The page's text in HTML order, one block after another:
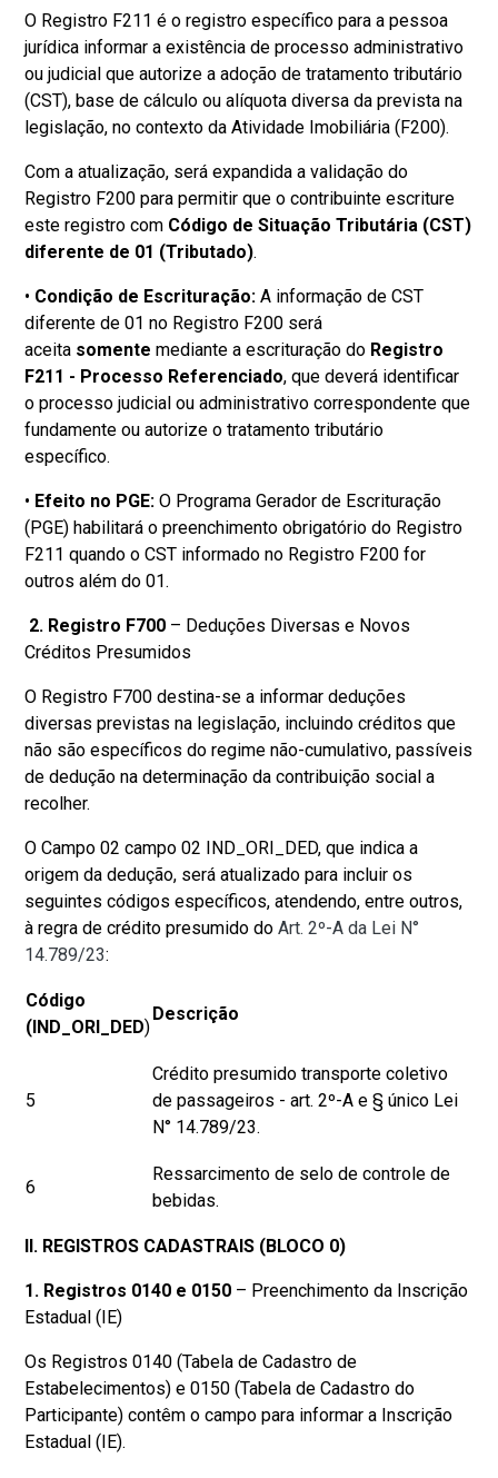
O Registro F211 é o registro específico para a pessoa
jurídica informar a existência de processo administrativo
ou judicial que autorize a adoção de tratamento tributário
(CST), base de cálculo ou alíquota diversa da prevista na
legislação, no contexto da Atividade Imobiliária (F200).
Com a atualização, será expandida a validação do
Registro F200 para permitir que o contribuinte escriture
este registro com Código de Situação Tributária (CST)
diferente de 01 (Tributado).
• Condição de Escrituração: A informação de CST
diferente de 01 no Registro F200 será
aceita somente mediante a escrituração do Registro
F211 - Processo Referenciado, que deverá identificar
o processo judicial ou administrativo correspondente que
fundamente ou autorize o tratamento tributário
específico.
• Efeito no PGE: O Programa Gerador de Escrituração
(PGE) habilitará o preenchimento obrigatório do Registro
F211 quando o CST informado no Registro F200 for
outros além do 01.
2. Registro F700 – Deduções Diversas e Novos
Créditos Presumidos
O Registro F700 destina-se a informar deduções
diversas previstas na legislação, incluindo créditos que
não são específicos do regime não-cumulativo, passíveis
de dedução na determinação da contribuição social a
recolher.
O Campo 02 campo 02 IND_ORI_DED, que indica a
origem da dedução, será atualizado para incluir os
seguintes códigos específicos, atendendo, entre outros,
à regra de crédito presumido doArt. 2º-A da Lei N°
14.789/23:
Código
(IND_ORI_DED)
Descrição
5
Crédito presumido transporte coletivo
de passageiros - art. 2º-A e § único Lei
N° 14.789/23.
6
Ressarcimento de selo de controle de
bebidas.
II. REGISTROS CADASTRAIS (BLOCO 0)
1. Registros 0140 e 0150 – Preenchimento da Inscrição
Estadual (IE)
Os Registros 0140 (Tabela de Cadastro de
Estabelecimentos) e 0150 (Tabela de Cadastro do
Participante) contêm o campo para informar a Inscrição
Estadual (IE).